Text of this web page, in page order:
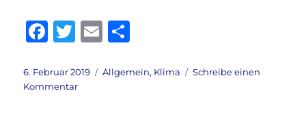
F
c
e
T
it
te
E
ai le
Veröffentlicht
am
6. Februar 2019 Kategorien
Allgemein, Klima
Schreibe einen
Kommentarzu